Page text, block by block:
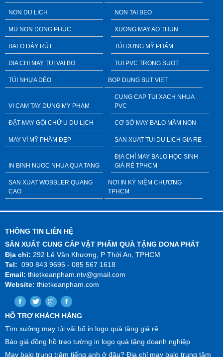
NON DU LICH NON TAI BEO
MU NON DONG PHUC XUONG MAY AO THUN
BALO DÂY RÚT TÚI ĐỰNG MỸ PHẨM
DIA CHI MAY TUI VAI BO TUI PVC TRONG SUOT
TÚI NHỰA DẺO BOP DUNG BUT VIET
VI CAM TAY DUNG MY PHAM
CUNG CAP TUI XACH NHUA
PVC
ĐẶT MAY GỐI CHỮ U DU LỊCH CƠ SỞ MAY BALO MẦM NON
MAY VÍ MỸ PHẨM ĐẸP SAN XUAT TUI DU LICH GIA RE
IN BINH NUOC NHUA QUA TANG
ĐỊA CHỈ MAY BALO HỌC SINH
GIÁ RẺ TPHCM
SAN XUAT WOBBLER QUANG
CAO
NƠI IN KỶ NIỆM CHƯƠNG
TPHCM
THÔNG TIN LIÊN HỆ
SẢN XUẤT CUNG CẤP VẬT PHẨM QUÀ TẶNG DONA PHÁT
Địa chỉ: 292 Lê Văn Khương, P Thới An, TPHCM
Tel: 090 843 9695 - 085 567 1618
Email: thietkeanpham.ntv@gmail.com
Website: thietkeanpham.com
HỖ TRỢ KHÁCH HÀNG
Tìm xưởng may túi vải bố in logo quà tặng giá rẻ
Báo giá đồng hồ treo tường in logo quà tặng doanh nghiệp
May balo trung trâm tiếng anh ở đâu? Địa chỉ may balo trung tâm